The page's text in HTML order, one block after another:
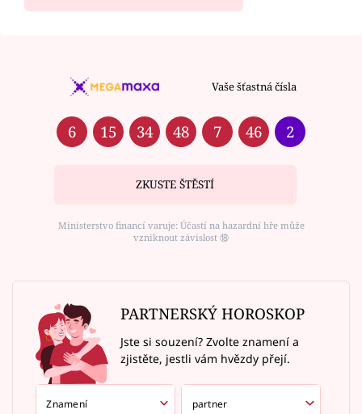
Vaše šťastná čísla
6 15 34 48 7 46 2
ZKUSTE ŠTĚSTÍ
Ministerstvo financí varuje: Účastí na hazardní hře může
vzniknout závislost ⑱
PARTNERSKÝ HOROSKOP
Jste si souzení? Zvolte znamení a
zjistěte, jestli vám hvězdy přejí.